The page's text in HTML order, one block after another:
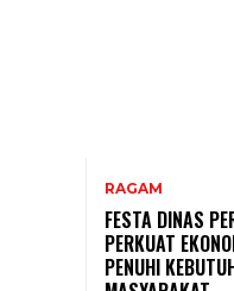
RAGAM
FESTA DINAS
PERKUAT
PENUHI